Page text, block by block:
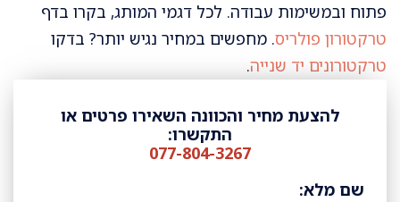
פתוח ובמשימות עבודה. לכל דגמי המותג, בקרו בדף
טרקטורון פולריס. מחפשים במחיר נגיש יותר? בדקו
טרקטורונים יד שנייה.
להצעת מחיר והכוונה השאירו פרטים או
התקשרו:
077-804-3267
שם מלא: